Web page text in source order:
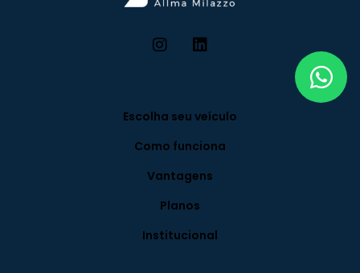
Escolha seu veículo
Como funciona
Vantagens
Planos
Institucional